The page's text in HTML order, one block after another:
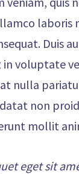
laboris
Duis
voluptate
nulla
non
mollit
eget sit